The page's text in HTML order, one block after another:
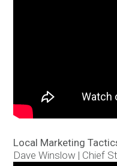
Local Marketing
Dave Winslow | Chief